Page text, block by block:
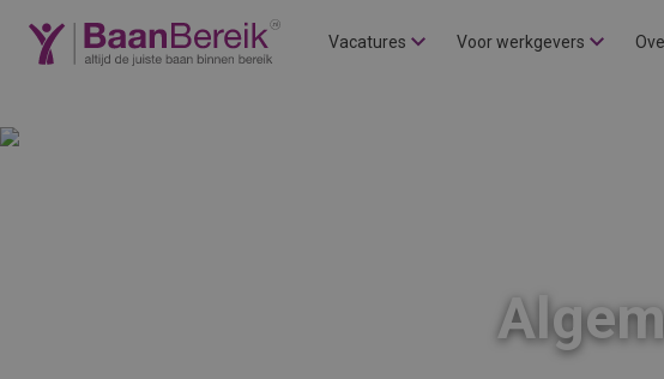
Vacatures Voor werkgevers